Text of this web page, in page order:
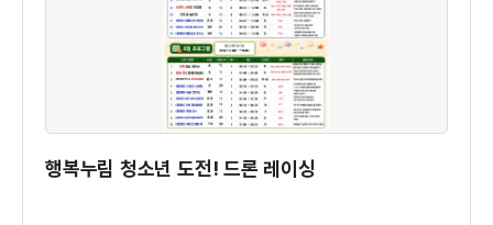
행복누림 청소년 도전! 드론 레이싱